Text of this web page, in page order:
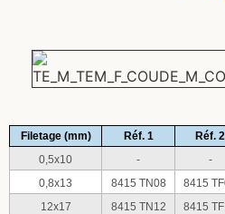
Filetage (mm) Réf. 1 Réf. 2
0,5x10
- -
0,8x13
8415 TN08 8415
12x17
8415 TN12 8415